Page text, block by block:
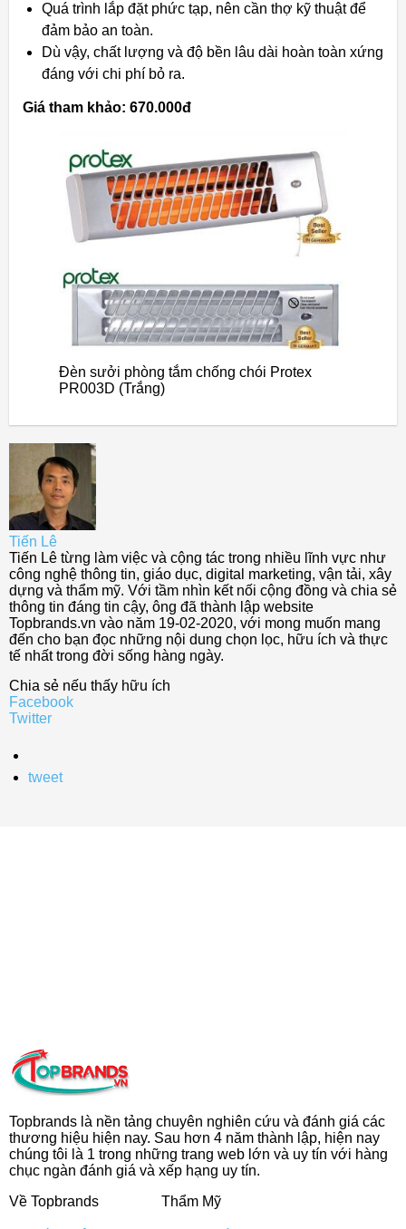
Quá trình lắp đặt phức tạp, nên cần thợ kỹ thuật để
đảm bảo an toàn.
Dù vậy, chất lượng và độ bền lâu dài hoàn toàn xứng
đáng với chi phí bỏ ra.
Giá tham khảo: 670.000đ
Đèn sưởi phòng tắm chống chói Protex
PR003D (Trắng)
Tiến Lê
Tiến Lê từng làm việc và cộng tác trong nhiều lĩnh vực như
công nghệ thông tin, giáo dục, digital marketing, vận tải, xây
dựng và thẩm mỹ. Với tầm nhìn kết nối cộng đồng và chia sẻ
thông tin đáng tin cậy, ông đã thành lập website
Topbrands.vn vào năm 19-02-2020, với mong muốn mang
đến cho bạn đọc những nội dung chọn lọc, hữu ích và thực
tế nhất trong đời sống hàng ngày.
Chia sẻ nếu thấy hữu ích
Facebook
Twitter
tweet
Topbrands là nền tảng chuyên nghiên cứu và đánh giá các
thương hiệu hiện nay. Sau hơn 4 năm thành lập, hiện nay
chúng tôi là 1 trong những trang web lớn và uy tín với hàng
chục ngàn đánh giá và xếp hạng uy tín.
Về Topbrands
Thẩm Mỹ